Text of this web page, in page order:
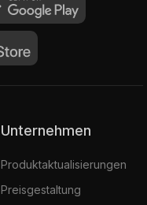
Unternehmen
Produktaktualisierungen
Preisgestaltung